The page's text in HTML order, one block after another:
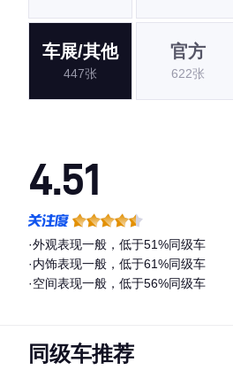
车展/其他
447张
官方
622张
4.51
·外观表现一般，低于51%同级车
·内饰表现一般，低于61%同级车
·空间表现一般，低于56%同级车
同级车推荐